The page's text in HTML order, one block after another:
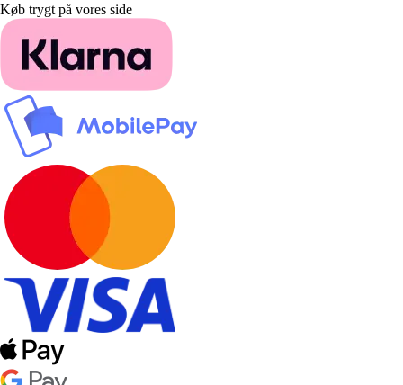
Køb trygt på vores side